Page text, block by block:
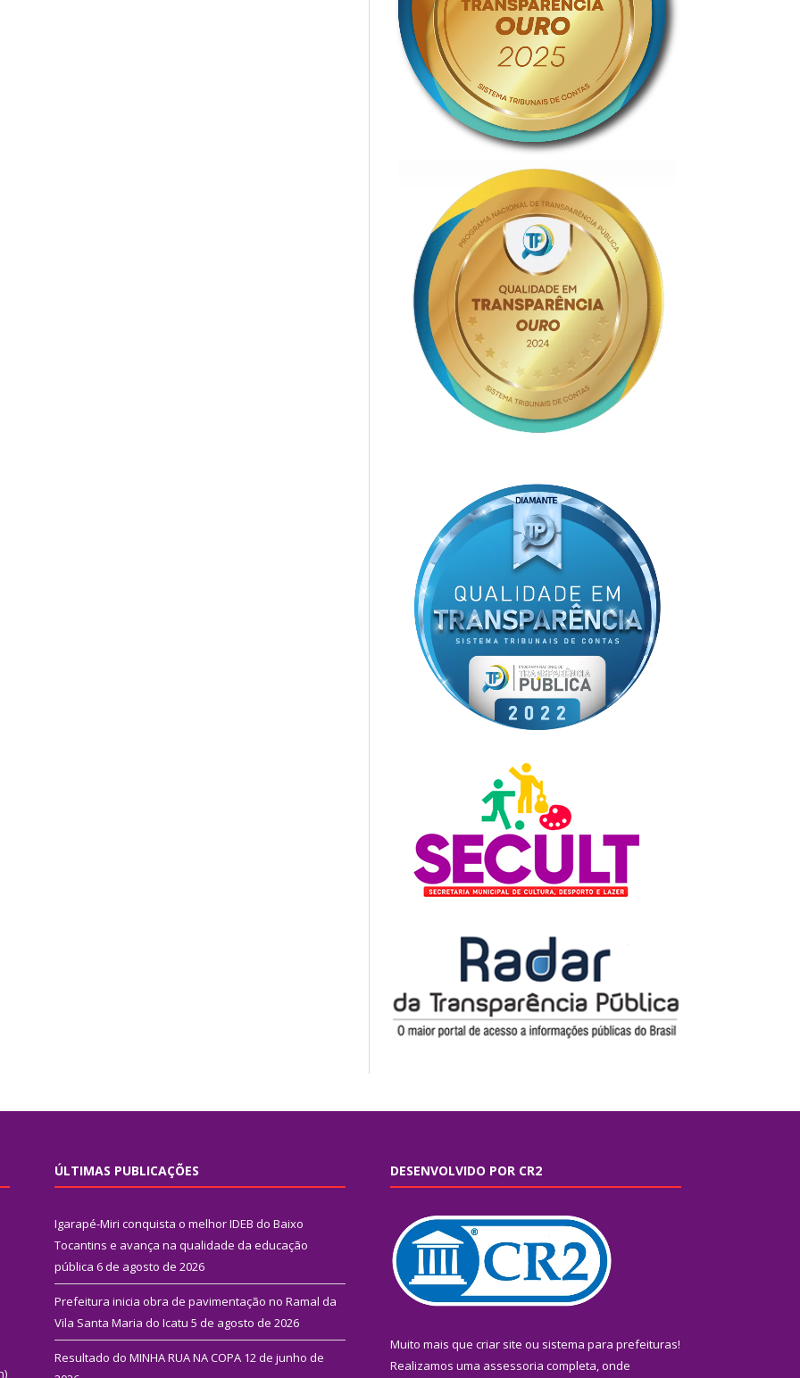
ÚLTIMAS PUBLICAÇÕES
Igarapé-Miri conquista o melhor IDEB do Baixo
Tocantins e avança na qualidade da educação
pública 6 de agosto de 2026
Prefeitura inicia obra de pavimentação no Ramal da
Vila Santa Maria do Icatu 5 de agosto de 2026
Resultado do MINHA RUA NA COPA 12 de junho de
DESENVOLVIDO POR CR2
Muito mais que criar site ou sistema para prefeituras!
Realizamos uma assessoria completa, onde